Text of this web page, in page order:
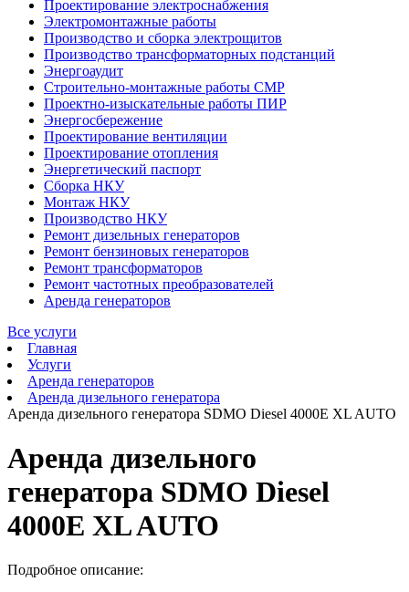
Проектирование электроснабжения
Электромонтажные работы
Производство и сборка электрощитов
Производство трансформаторных подстанций
Энергоаудит
Строительно-монтажные работы СМР
Проектно-изыскательные работы ПИР
Энергосбережение
Проектирование вентиляции
Проектирование отопления
Энергетический паспорт
Сборка НКУ
Монтаж НКУ
Производство НКУ
Ремонт дизельных генераторов
Ремонт бензиновых генераторов
Ремонт трансформаторов
Ремонт частотных преобразователей
Аренда генераторов
Все услуги
Главная
Услуги
Аренда генераторов
Аренда дизельного генератора
Аренда дизельного генератора SDMO Diesel 4000E XL AUTO
Аренда дизельного
генератора SDMO Diesel
4000E XL AUTO
Подробное описание: